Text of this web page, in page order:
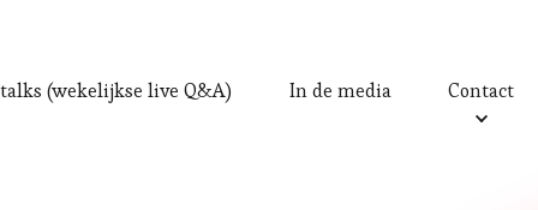
(wekelijkse live Q&A) In de media Contact